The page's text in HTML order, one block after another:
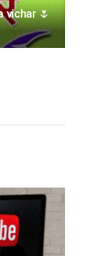
vichar 🌷